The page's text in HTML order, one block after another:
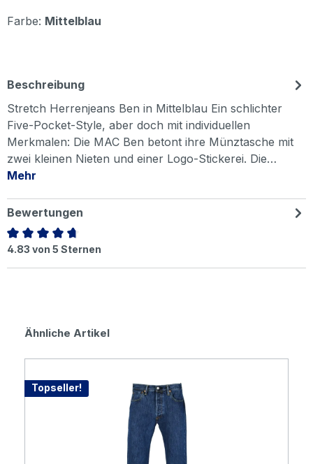
Farbe: Mittelblau
Beschreibung
Stretch Herrenjeans Ben in Mittelblau Ein schlichter
Five-Pocket-Style, aber doch mit individuellen
Merkmalen: Die MAC Ben betont ihre Münztasche mit
zwei kleinen Nieten und einer Logo-Stickerei. Die…
Mehr
Bewertungen
Durchschnittliche Bewertung von 4.83 von 5 Sternen
4.83 von 5 Sternen
Produktgalerie überspringen
Ähnliche Artikel
Topseller!